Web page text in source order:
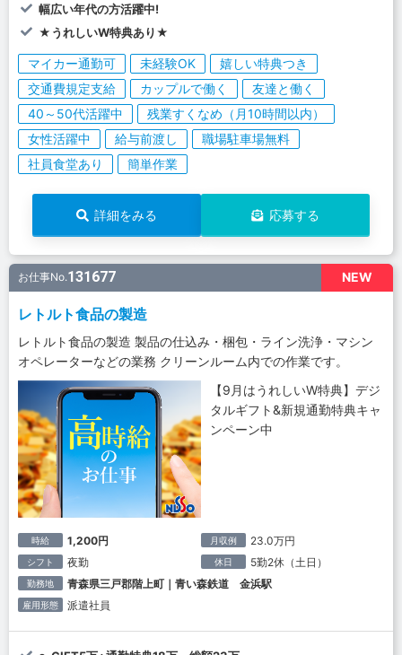
幅広い年代の方活躍中!
★うれしいW特典あり★
マイカー通勤可 未経験OK
嬉しい特典つき
交通費規定支給
カップルで働く
友達と働く
40～50代活躍中
残業すくなめ（月10時間以内）
女性活躍中
給与前渡し
職場駐車場無料
社員食堂あり
簡単作業
詳細をみる 応募する
NEW
お仕事No.131677
レトルト食品の製造
レトルト食品の製造 製品の仕込み・梱包・ライン洗浄・マシン
オペレーターなどの業務 クリーンルーム内での作業です。
【9月はうれしいW特典】デジ
タルギフト&新規通勤特典キャ
ンペーン中
時給 1,200円 月収例 23.0万円
シフト 夜勤 休日 5勤2休（土日）
勤務地 青森県三戸郡階上町｜青い森鉄道 金浜駅
雇用形態 派遣社員